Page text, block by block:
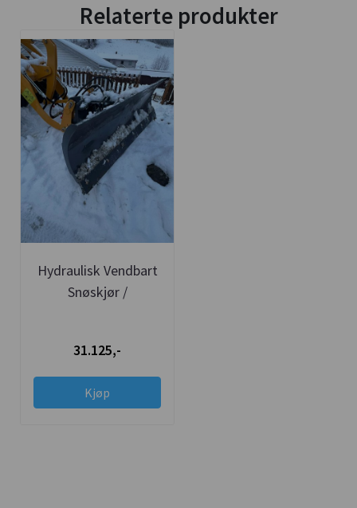
Relaterte produkter
Hydraulisk Vendbart
Snøskjør /
31.125,-
Kjøp